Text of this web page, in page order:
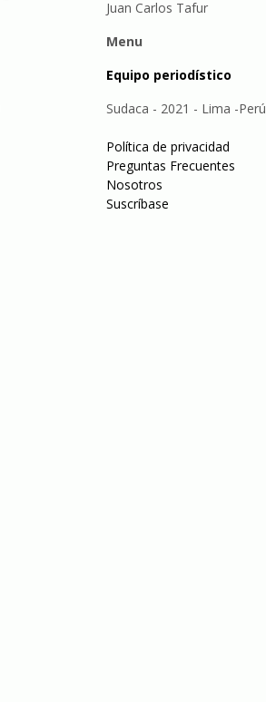
Juan Carlos Tafur
Menu
Equipo periodístico
Sudaca - 2021 - Lima -Perú
Política de privacidad
Preguntas Frecuentes
Nosotros
Suscríbase